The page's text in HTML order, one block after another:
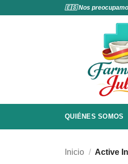
🇪🇸 Nos
QUIÉNES SOMOS
Inicio / Active